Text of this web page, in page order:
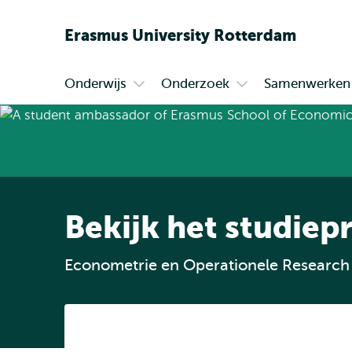
Erasmus University Rotterdam
Primair
Onderwijs
submenu
Onderzoek
submenu
Samenwerken
Bekijk het
Econometrie en Operationele Research